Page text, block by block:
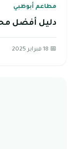
مطاعم أبوظبي
دليل أفضل
📅 18 فبراير 2025